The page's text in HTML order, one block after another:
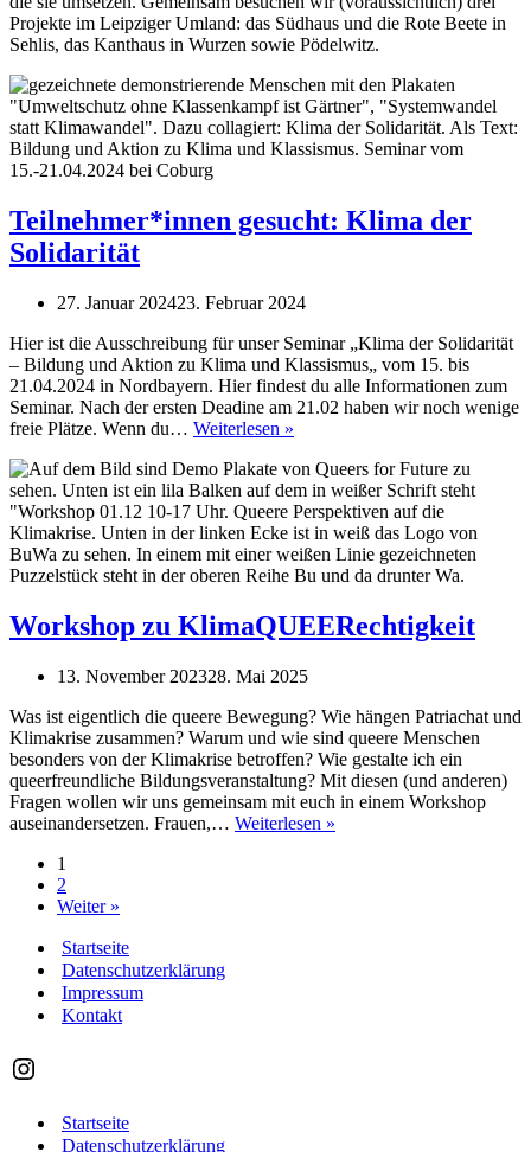
Projekte im Leipziger Umland: das Südhaus und die Rote Beete in
Sehlis, das Kanthaus in Wurzen sowie Pödelwitz.
Teilnehmer*innen gesucht: Klima der
Solidarität
27. Januar 202423. Februar 2024
Hier ist die Ausschreibung für unser Seminar „Klima der Solidarität
– Bildung und Aktion zu Klima und Klassismus„ vom 15. bis
21.04.2024 in Nordbayern. Hier findest du alle Informationen zum
Seminar. Nach der ersten Deadine am 21.02 haben wir noch wenige
freie Plätze. Wenn du… Weiterlesen »
Klima
der
Solidarität
Workshop zu KlimaQUEERechtigkeit
13. November 202328. Mai 2025
Was ist eigentlich die queere Bewegung? Wie hängen Patriachat und
Klimakrise zusammen? Warum und wie sind queere Menschen
besonders von der Klimakrise betroffen? Wie gestalte ich ein
queerfreundliche Bildungsveranstaltung? Mit diesen (und anderen)
Fragen wollen wir uns gemeinsam mit euch in einem Workshop
auseinandersetzen. Frauen,… Weiterlesen »
1
2
Weiter »
Startseite
Datenschutzerklärung
Impressum
Kontakt
@buwa_kollektiv
Startseite
Datenschutzerklärung